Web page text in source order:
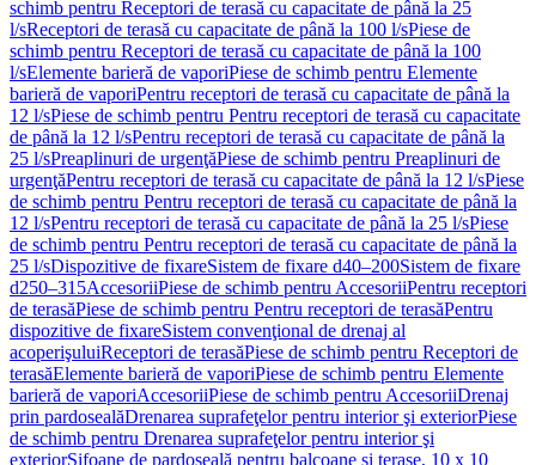
schimb pentru Receptori de terasă cu capacitate de până la 25
l/sReceptori de terasă cu capacitate de până la 100 l/sPiese de
schimb pentru Receptori de terasă cu capacitate de până la 100
l/sElemente barieră de vaporiPiese de schimb pentru Elemente
barieră de vaporiPentru receptori de terasă cu capacitate de până la
12 l/sPiese de schimb pentru Pentru receptori de terasă cu capacitate
de până la 12 l/sPentru receptori de terasă cu capacitate de până la
25 l/sPreaplinuri de urgenţăPiese de schimb pentru Preaplinuri de
urgenţăPentru receptori de terasă cu capacitate de până la 12 l/sPiese
de schimb pentru Pentru receptori de terasă cu capacitate de până la
12 l/sPentru receptori de terasă cu capacitate de până la 25 l/sPiese
de schimb pentru Pentru receptori de terasă cu capacitate de până la
25 l/sDispozitive de fixareSistem de fixare d40–200Sistem de fixare
d250–315AccesoriiPiese de schimb pentru AccesoriiPentru receptori
de terasăPiese de schimb pentru Pentru receptori de terasăPentru
dispozitive de fixareSistem convenţional de drenaj al
acoperişuluiReceptori de terasăPiese de schimb pentru Receptori de
terasăElemente barieră de vaporiPiese de schimb pentru Elemente
barieră de vaporiAccesoriiPiese de schimb pentru AccesoriiDrenaj
prin pardosealăDrenarea suprafeţelor pentru interior şi exteriorPiese
de schimb pentru Drenarea suprafeţelor pentru interior şi
exteriorSifoane de pardoseală pentru balcoane și terase, 10 x 10